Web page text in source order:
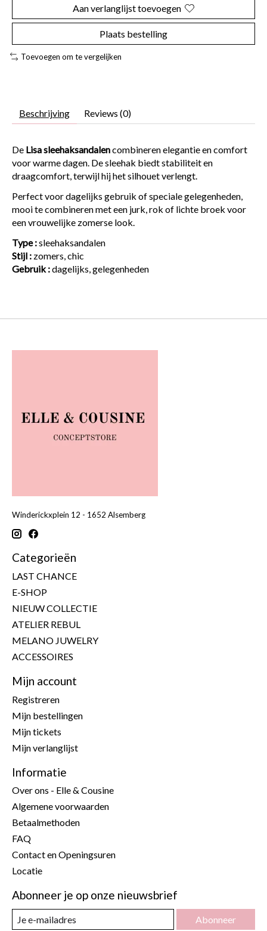
Aan verlanglijst toevoegen
Plaats bestelling
Toevoegen om te vergelijken
Beschrijving Reviews (0)
De Lisa sleehaksandalencombineren elegantie en comfort
voor warme dagen. De sleehak biedt stabiliteit en
draagcomfort, terwijl hij het silhouet verlengt.
Perfect voor dagelijks gebruik of speciale gelegenheden,
mooi te combineren met een jurk, rok of lichte broek voor
een vrouwelijke zomerse look.
Type :sleehaksandalen
Stijl : zomers, chic
Gebruik :dagelijks, gelegenheden
Winderickxplein 12 - 1652 Alsemberg
Categorieën
LAST CHANCE
E-SHOP
NIEUW COLLECTIE
ATELIER REBUL
MELANO JUWELRY
ACCESSOIRES
Mijn account
Registreren
Mijn bestellingen
Mijn tickets
Mijn verlanglijst
Informatie
Over ons - Elle & Cousine
Algemene voorwaarden
Betaalmethoden
FAQ
Contact en Openingsuren
Locatie
Abonneer je op onze nieuwsbrief
Abonneer